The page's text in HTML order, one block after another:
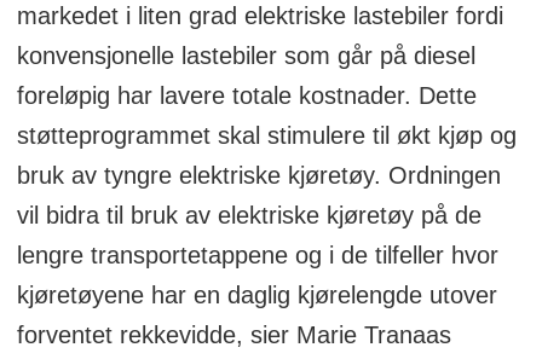
markedet i liten grad elektriske lastebiler fordi
konvensjonelle lastebiler som går på diesel
foreløpig har lavere totale kostnader. Dette
støtteprogrammet skal stimulere til økt kjøp og
bruk av tyngre elektriske kjøretøy. Ordningen
vil bidra til bruk av elektriske kjøretøy på de
lengre transportetappene og i de tilfeller hvor
kjøretøyene har en daglig kjørelengde utover
forventet rekkevidde, sier Marie Tranaas